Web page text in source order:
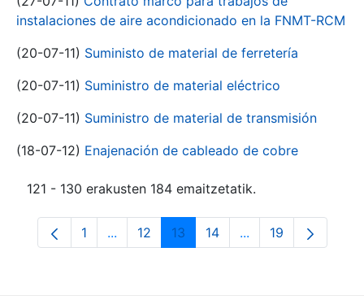
instalaciones de aire acondicionado en la FNMT-RCM
(20-07-11) Suministo de material de ferretería
(20-07-11) Suministro de material eléctrico
(20-07-11) Suministro de material de transmisión
(18-07-12) Enajenación de cableado de cobre
121 - 130 erakusten 184 emaitzetatik.
Orrialdea
1 ...Intermediate Pages Use TAB to navigate.
Orrialdea
12 Orrialdea
13 Orrialdea
14 ...Intermediate
Orrialdea
19